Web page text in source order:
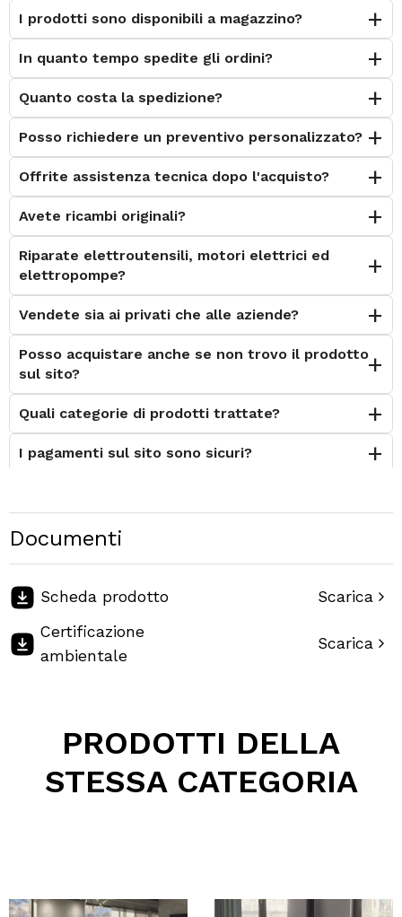
fuoriuscita di fumi e aumenta il rendimento.
I prodotti sono disponibili a magazzino?
In quanto tempo spedite gli ordini?
Quanto costa la spedizione?
Posso richiedere un preventivo personalizzato?
Offrite assistenza tecnica dopo l'acquisto?
Avete ricambi originali?
Riparate elettroutensili, motori elettrici ed
elettropompe?
Vendete sia ai privati che alle aziende?
Posso acquistare anche se non trovo il prodotto
sul sito?
Quali categorie di prodotti trattate?
I pagamenti sul sito sono sicuri?
Posso contattarvi prima dell'acquisto?
Documenti
Scheda prodotto
Scarica
Certificazione
ambientale
Scarica
PRODOTTI DELLA
STESSA CATEGORIA